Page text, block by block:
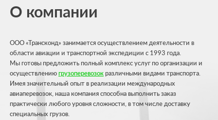
О компании
ООО «Трансконд» занимается осуществлением деятельности в
области авиации и транспортной экспедиции с 1993 года.
Мы готовы предложить полный комплекс услуг по организации и
осуществлениюгрузоперевозок различными видами транспорта.
Имея значительный опыт в реализации международных
авиаперевозок, наша компания способна выполнить заказ
практически любого уровня сложности, в том числе доставку
специальных грузов.